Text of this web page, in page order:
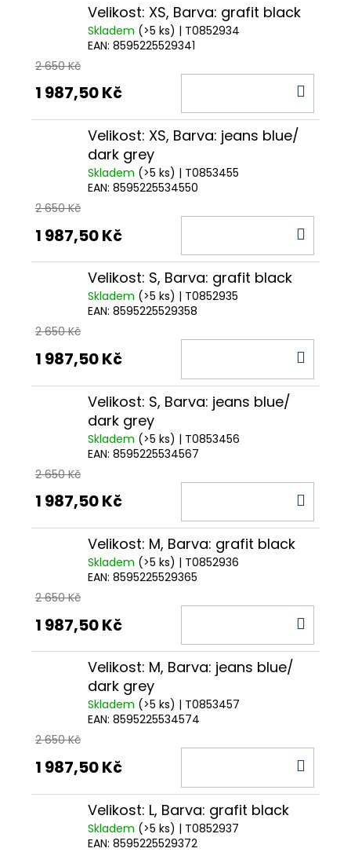
Velikost: XS, Barva: grafit black
Skladem (>5 ks) | T0852934
EAN: 8595225529341
2 650 Kč
1 987,50 Kč
Velikost: XS, Barva: jeans blue/
dark grey
Skladem (>5 ks) | T0853455
EAN: 8595225534550
2 650 Kč
1 987,50 Kč
Velikost: S, Barva: grafit black
Skladem (>5 ks) | T0852935
EAN: 8595225529358
2 650 Kč
1 987,50 Kč
Velikost: S, Barva: jeans blue/
dark grey
Skladem (>5 ks) | T0853456
EAN: 8595225534567
2 650 Kč
1 987,50 Kč
Velikost: M, Barva: grafit black
Skladem (>5 ks) | T0852936
EAN: 8595225529365
2 650 Kč
1 987,50 Kč
Velikost: M, Barva: jeans blue/
dark grey
Skladem (>5 ks) | T0853457
EAN: 8595225534574
2 650 Kč
1 987,50 Kč
Velikost: L, Barva: grafit black
Skladem (>5 ks) | T0852937
EAN: 8595225529372